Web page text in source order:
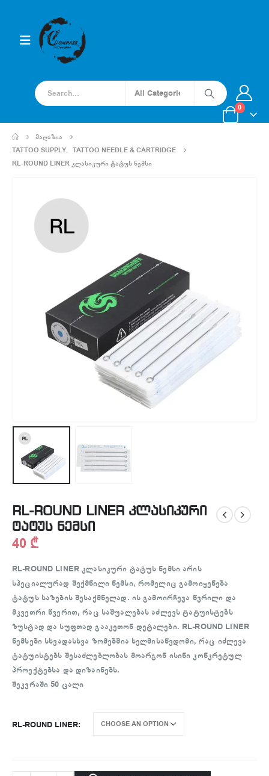
0
ᲛᲐᲦᲐᲖᲘᲐ
TATTOO SUPPLY, TATTOO NEEDLE & CARTRIDGE
RL-ROUND LINER ᲙᲚᲐᲡᲘᲙᲣᲠᲘ ᲢᲐᲢᲣᲡ ᲜᲔᲛᲡᲘ
RL-ROUND LINER კლასიკური
ტატუს ნემსი
40 ₾
RL-ROUND LINER კლასიკური ტატუს ნემსი არის
სპეციალურად შექმნილი ნემსი, რომელიც გამოიყენება
ტატუს ხაზების შესაქმნელად. ის გამოირჩევა წვრილი და
მკვეთრი წვერით, რაც საშუალებას აძლევს ტატუისტებს
ზუსტად და სუფთად გააკეთონ დეტალები. RL-ROUND LINER
ნემსები სხვადასხვა ზომებშია ხელმისაწვდომი, რაც იძლევა
ტატუისტებს შესაძლებლობას მოარგონ ისინი კონკრეტულ
პროექტებსა და დიზაინებს.
შეკვრაში 50 ცალი
RL-ROUND LINER